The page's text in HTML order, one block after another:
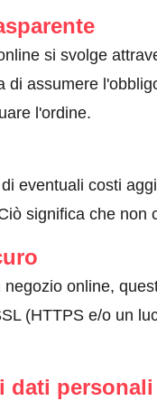
si svolge
assumere
l'ordine.
eventuali costi
significa che non
online,
(HTTPS e/o un
dati personali